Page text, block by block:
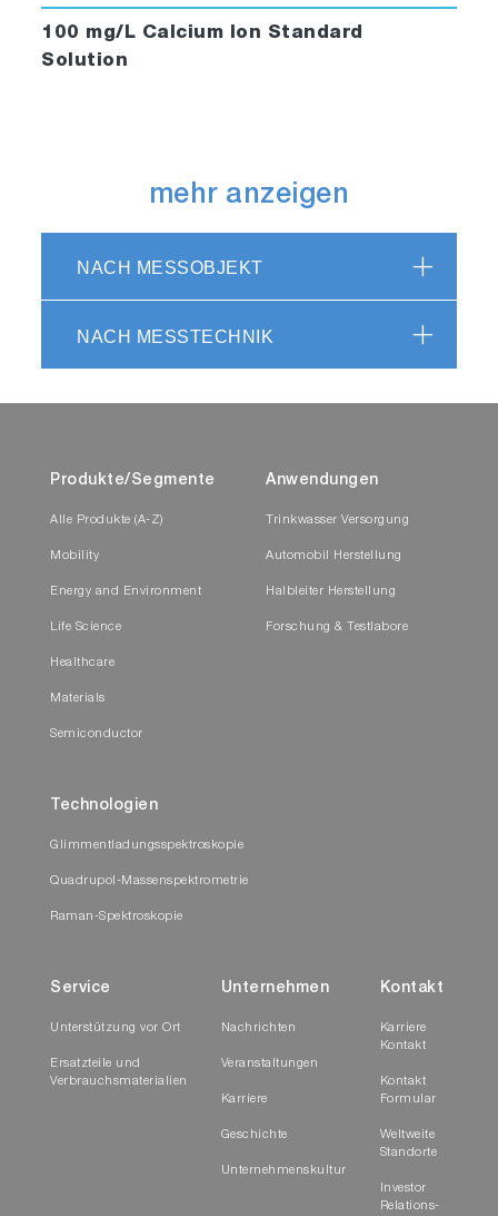
100 mg/L Calcium Ion Standard
Solution
mehr anzeigen
NACH MESSOBJEKT
NACH MESSTECHNIK
Produkte/Segmente
Alle Produkte (A-Z)
Mobility
Energy and Environment
Life Science
Healthcare
Materials
Semiconductor
Anwendungen
Trinkwasser Versorgung
Automobil Herstellung
Halbleiter Herstellung
Forschung & Testlabore
Technologien
Glimmentladungsspektroskopie
Quadrupol-Massenspektrometrie
Raman-Spektroskopie
Service
Unterstützung vor Ort
Ersatzteile und
Verbrauchsmaterialien
Unternehmen
Nachrichten
Veranstaltungen
Karriere
Geschichte
Unternehmenskultur
Kontakt
Karriere
Kontakt
Kontakt
Formular
Weltweite
Standorte
Investor
Relations-